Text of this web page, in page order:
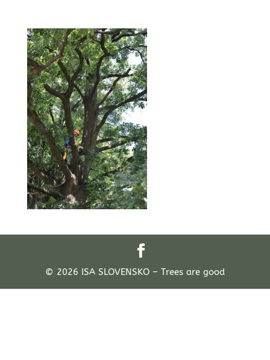
© 2026 ISA SLOVENSKO – Trees are good